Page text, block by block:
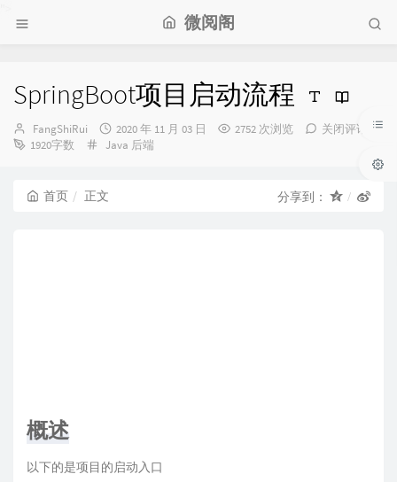
微阅阁
SpringBoot项目启动流程
博
主：
FangShiRui
发
布
2020 年 11 月 03 日 2752 次浏览
关闭评论
1920字数
分
Java 后端
首页 正文 分享到：
概述
以下的是项目的启动入口